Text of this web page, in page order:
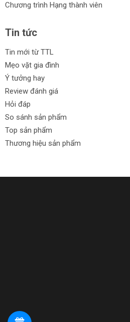
Chương trình Hạng thành viên
Tin tức
Tin mới từ TTL
Mẹo vặt gia đình
Ý tưởng hay
Review đánh giá
Hỏi đáp
So sánh sản phẩm
Top sản phẩm
Thương hiệu sản phẩm